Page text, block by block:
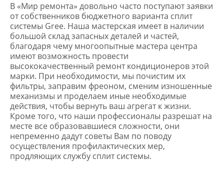
В «Мир ремонта» довольно часто поступают заявки
от собственников бюджетного варианта сплит
системы Gree. Наша мастерская имеет в наличии
большой склад запасных деталей и частей,
благодаря чему многоопытные мастера центра
имеют возможность провести
высококачественный ремонт кондиционеров этой
марки. При необходимости, мы почистим их
фильтры, заправим фреоном, сменим изношенные
механизмы и проделаем иные необходимые
действия, чтобы вернуть ваш агрегат к жизни.
Кроме того, что наши профессионалы разрешат на
месте все образовавшиеся сложности, они
непременно дадут советы Вам по поводу
осуществления профилактических мер,
продляющих службу сплит системы.